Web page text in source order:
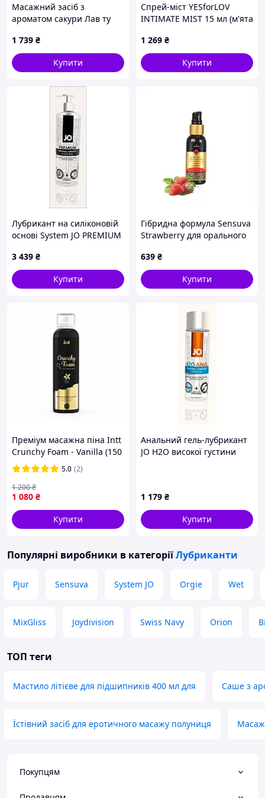
Масажний засіб з
ароматом сакури Лав ту
72HTB8417
1 739 ₴
Купити
Спрей-міст YESforLOV
INTIMATE MIST 15 мл (м'ята
1 269 ₴
Купити
Лубрикант на силіконовій
основі System JO PREMIUM
3 439 ₴
Купити
Гібридна формула Sensuva
Strawberry для орального
639 ₴
Купити
Преміум масажна піна Intt
Crunchy Foam - Vanilla (150
мл) екстразволожуюча
5.0 (2)
1 080 ₴
1 200₴
Купити
Анальний гель-лубрикант
JO H2O високої густини
1 179 ₴
Купити
Популярні виробники в категоріїЛубриканти
Pjur Sensuva System JO Orgie Wet
MixGliss Joydivision Swiss Navy Orion
ТОП теги
Мастило літієве для підшипників 400 мл для Саше з
Їстівний засіб для еротичного масажу полуниця
Покупцям